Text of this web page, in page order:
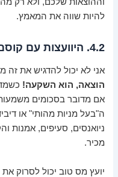
וההוצאות שלכם, ולא רק
להיות שווה את המאמץ.
4.2. היוועצות עם קוסם מספרים: יועץ מס מקצועי
אני לא יכול להדגיש את זה
הוצאה, הוא השקעה!
אם מדובר בסכומים
ה"בעל מניות מהותי" או
ניואנסים, סעיפים, אמנות
מכיר.
יועץ מס טוב יכול לסרוק